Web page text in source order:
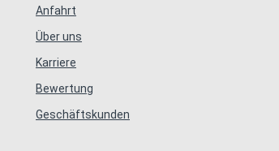
Anfahrt
Über uns
Karriere
Bewertung
Geschäftskunden